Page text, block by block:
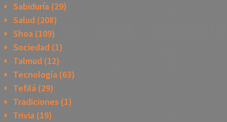
Sabiduría(29)
Salud (208)
Shoa(109)
Sociedad(1)
Talmud (12)
Tecnología(63)
Tefilá(29)
Tradiciones (1)
Trivia(19)